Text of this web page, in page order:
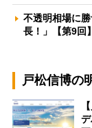
不透明相場に
長！」【第9回】
戸松信博の